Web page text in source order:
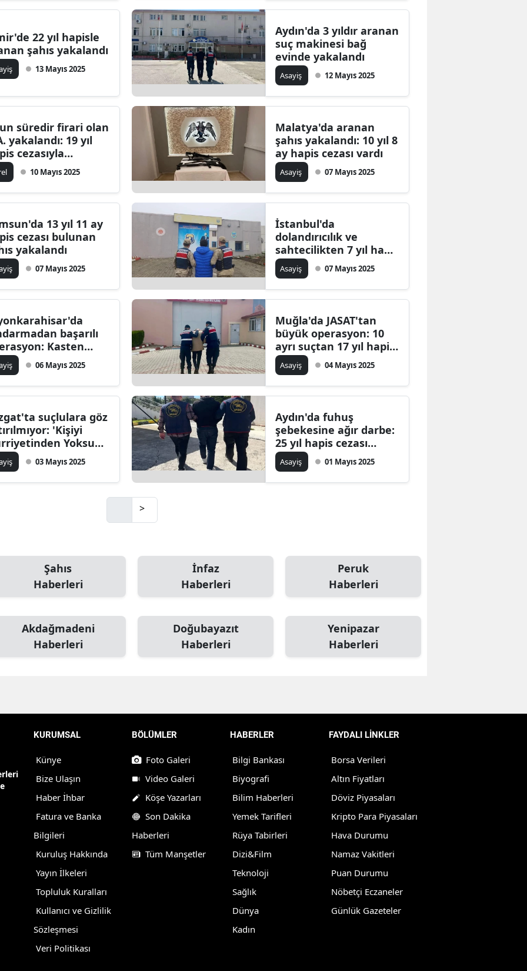
Kastamonu
Kayseri
Kırklareli
Kocaeli
Konya
Kütahya
Manisa
Kahramanmaraş
Mardin
Muş
Nevşehir
Niğde
Rize
Sakarya
Samsun
Tekirdağ
Tokat
Tunceli
Şanlıurfa
Yozgat
Aksaray
Bayburt
Karaman
Kırıkkale
Batman
Şırnak
22 yıl hapisle
şahıs yakalandı
13 Mayıs 2025
Aydın'da 3 yıldır aranan
suç makinesi bağ
evinde yakalandı
Asayiş 12 Mayıs 2025
süredir firari olan
yakalandı: 19 yıl
cezasıyla
10 Mayıs 2025
Malatya'da aranan
şahıs yakalandı: 10 yıl 8
ay hapis cezası vardı
Asayiş 07 Mayıs 2025
13 yıl 11 ay
cezası bulunan
yakalandı
07 Mayıs 2025
İstanbul'da
dolandırıcılık ve
sahtecilikten 7 yıl hapis
cezası bulunan şahıs
operasyonda yakalandı
Asayiş 07 Mayıs 2025
başarılı
Kasten
suçundan
M.B. yakalandı
06 Mayıs 2025
Muğla'da JASAT'tan
büyük operasyon: 10
ayrı suçtan 17 yıl hapis
cezası olan M.Y.
yakalandı
Asayiş 04 Mayıs 2025
suçlulara göz
'Kişiyi
Yoksun
suçundan
şahıs yakalandı
03 Mayıs 2025
Aydın'da fuhuş
şebekesine ağır darbe:
25 yıl hapis cezası
bulunan M.K.
yakalandı
Asayiş 01 Mayıs 2025
>
Şahıs
Haberleri
İnfaz
Haberleri
Peruk
Haberleri
Akdağmadeni
Haberleri
Doğubayazıt
Haberleri
Yenipazar
Haberleri
KURUMSAL
Künye
Bize Ulaşın
Haber İhbar
Fatura ve Banka
Bilgileri
Kuruluş Hakkında
Yayın İlkeleri
Topluluk Kuralları
Kullanıcı ve Gizlilik
Sözleşmesi
Veri Politikası
BÖLÜMLER
Foto Galeri
Video Galeri
Köşe Yazarları
Son Dakika
Haberleri
Tüm Manşetler
HABERLER
Bilgi Bankası
Biyografi
Bilim Haberleri
Yemek Tarifleri
Rüya Tabirleri
Dizi&Film
Teknoloji
Sağlık
Dünya
Kadın
FAYDALI LİNKLER
Borsa Verileri
Altın Fiyatları
Döviz Piyasaları
Kripto Para Piyasaları
Hava Durumu
Namaz Vakitleri
Puan Durumu
Nöbetçi Eczaneler
Günlük Gazeteler